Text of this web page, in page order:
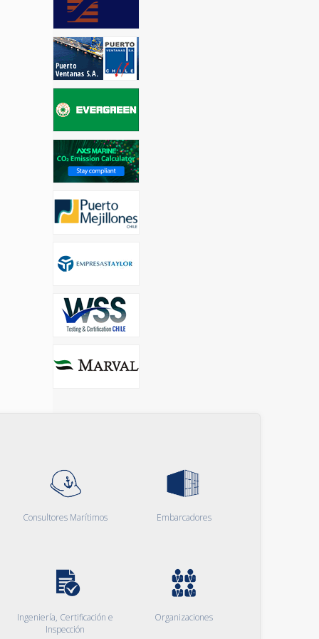
Consultores Marítimos Embarcadores
Ingeniería, Certificación e
Inspección
Organizaciones